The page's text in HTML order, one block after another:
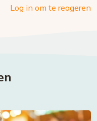
Log in om te reageren